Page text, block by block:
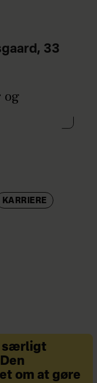
33
og
'Vild
tv-vært
KARRIERE
særligt
om at gøre